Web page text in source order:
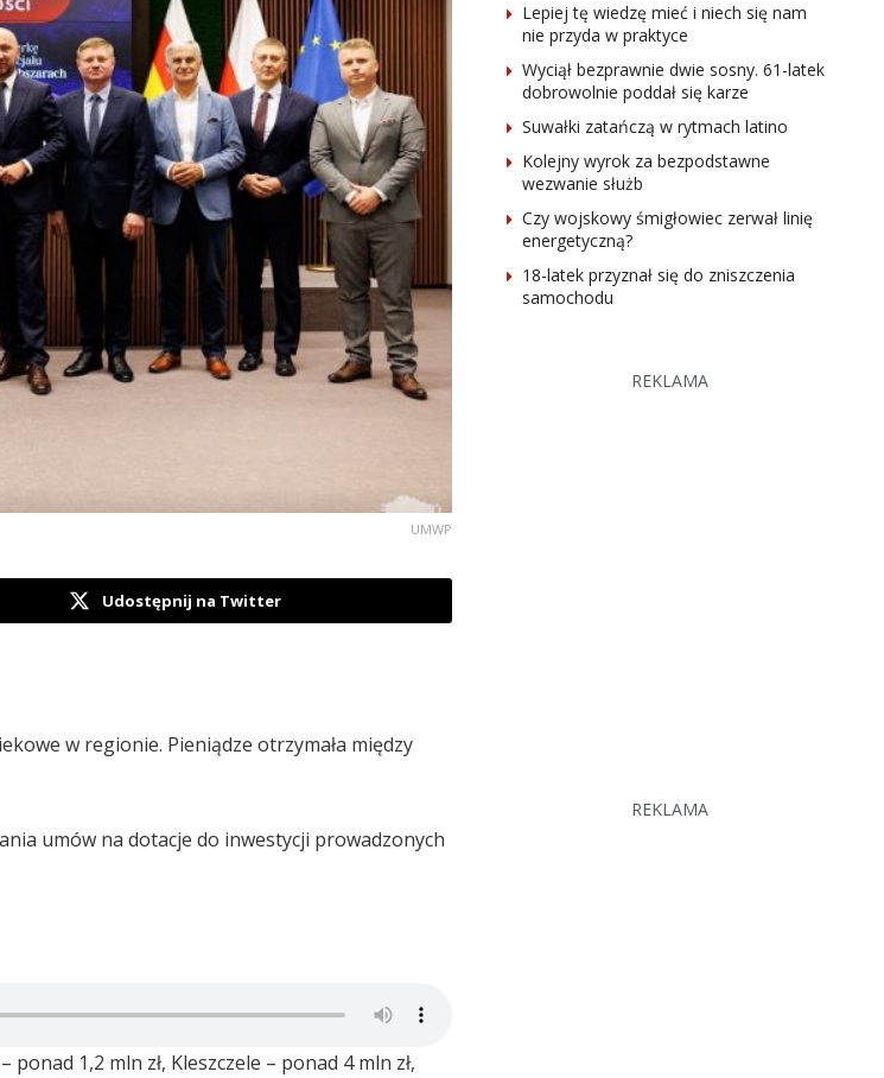
UMWP
Udostępnij na Twitter
w regionie. Pieniądze otrzymała między
umów na dotacje do inwestycji prowadzonych
1,2 mln zł, Kleszczele – ponad 4 mln zł,
Lepiej tę wiedzę mieć i niech się nam
nie przyda w praktyce
Wyciął bezprawnie dwie sosny. 61-latek
dobrowolnie poddał się karze
Suwałki zatańczą w rytmach latino
Kolejny wyrok za bezpodstawne
wezwanie służb
Czy wojskowy śmigłowiec zerwał linię
energetyczną?
18-latek przyznał się do zniszczenia
samochodu
REKLAMA
REKLAMA